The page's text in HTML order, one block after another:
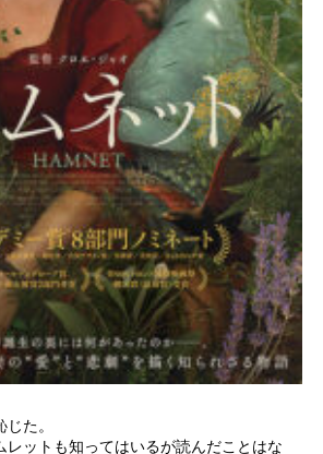
た。
レットも知ってはいるが読んだことはな